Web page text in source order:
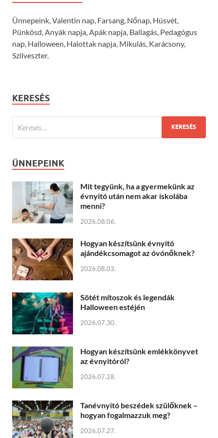
Ünnepeink, Valentin nap, Farsang, Nőnap, Húsvét,
Pünkösd, Anyák napja, Apák napja, Ballagás, Pedagógus
nap, Halloween, Halottak napja, Mikulás, Karácsony,
Szilveszter.
KERESÉS
ÜNNEPEINK
Mit tegyünk, ha a gyermekünk az
évnyitó után nem akar iskolába
menni?
2026.08.06.
Hogyan készítsünk évnyitó
ajándékcsomagot az óvónőknek?
2026.08.03.
Sötét mítoszok és legendák
Halloween estéjén
2026.07.30.
Hogyan készítsünk emlékkönyvet
az évnyitóról?
2026.07.28.
Tanévnyitó beszédek szülőknek –
hogyan fogalmazzuk meg?
2026.07.27.